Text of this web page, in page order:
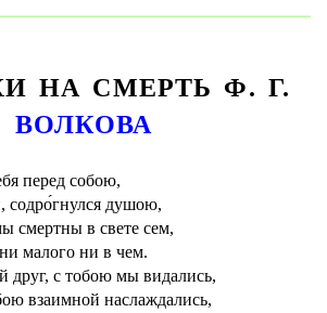
НА СМЕРТЬ Ф. Г.
ВОЛКОВА
перед собою,
содро́гнулся душою,
смертны в свете сем,
малого ни в чем.
друг, с тобою мы видались,
взаимной наслаждались,